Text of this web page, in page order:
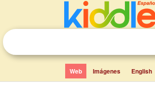
Web Imágenes English